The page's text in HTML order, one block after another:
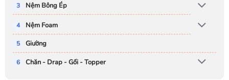
Nệm Bông Ép
Nệm Foam
Giường
Chăn - Drap - Gối - Topper